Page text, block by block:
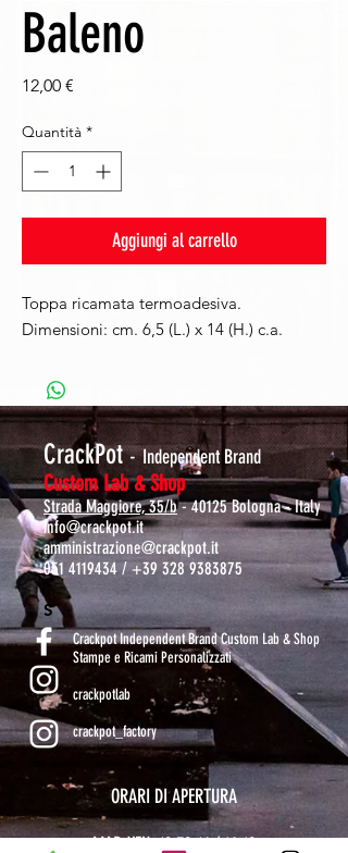
Baleno
12,00 €
Quantità *
Aggiungi al carrello
Toppa ricamata termoadesiva.
Dimensioni: cm. 6,5 (L.) x 14 (H.) c.a.
CrackPot- Independent Brand
Custom Lab & Shop
Strada Maggiore, 35/b- 40125 Bologna - Italy
info@crackpot.it
amministrazione@crackpot.it
051 4119434/+39 328 9383875
S
Crackpot Independent Brand Custom Lab & Shop
Stampe e Ricami Personalizzati
crackpotlab
crackpot_factory
ORARI DI APERTURA
MAR-VEN: 10.30-14 / 16-19